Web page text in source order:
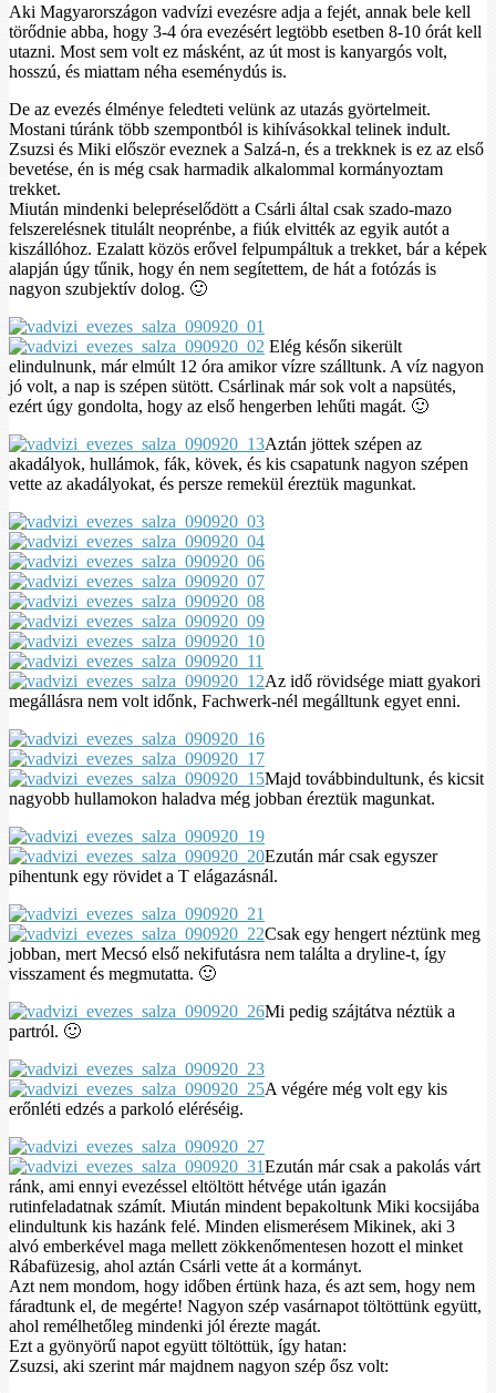
Aki Magyarországon vadvízi evezésre adja a fejét, annak bele kell
törődnie abba, hogy 3-4 óra evezésért legtöbb esetben 8-10 órát kell
utazni. Most sem volt ez másként, az út most is kanyargós volt,
hosszú, és miattam néha eseménydús is.
De az evezés élménye feledteti velünk az utazás györtelmeit.
Mostani túránk több szempontból is kihívásokkal telinek indult.
Zsuzsi és Miki először eveznek a Salzá-n, és a trekknek is ez az első
bevetése, én is még csak harmadik alkalommal kormányoztam
trekket.
Miután mindenki belepréselődött a Csárli által csak szado-mazo
felszerelésnek titulált neoprénbe, a fiúk elvitték az egyik autót a
kiszállóhoz. Ezalatt közös erővel felpumpáltuk a trekket, bár a képek
alapján úgy tűnik, hogy én nem segítettem, de hát a fotózás is
nagyon szubjektív dolog. 🙂
Elég későn sikerült
elindulnunk, már elmúlt 12 óra amikor vízre szálltunk. A víz nagyon
jó volt, a nap is szépen sütött. Csárlinak már sok volt a napsütés,
ezért úgy gondolta, hogy az első hengerben lehűti magát. 🙂
Aztán jöttek szépen az
akadályok, hullámok, fák, kövek, és kis csapatunk nagyon szépen
vette az akadályokat, és persze remekül éreztük magunkat.
Az idő rövidsége miatt gyakori
megállásra nem volt időnk, Fachwerk-nél megálltunk egyet enni.
Majd továbbindultunk, és kicsit
nagyobb hullamokon haladva még jobban éreztük magunkat.
Ezután már csak egyszer
pihentunk egy rövidet a T elágazásnál.
Csak egy hengert néztünk meg
jobban, mert Mecsó első nekifutásra nem találta a dryline-t, így
visszament és megmutatta. 🙂
Mi pedig szájtátva néztük a
partról. 🙂
A végére még volt egy kis
erőnléti edzés a parkoló eléréséig.
Ezután már csak a pakolás várt
ránk, ami ennyi evezéssel eltöltött hétvége után igazán
rutinfeladatnak számít. Miután mindent bepakoltunk Miki kocsijába
elindultunk kis hazánk felé. Minden elismerésem Mikinek, aki 3
alvó emberkével maga mellett zökkenőmentesen hozott el minket
Rábafüzesig, ahol aztán Csárli vette át a kormányt.
Azt nem mondom, hogy időben értünk haza, és azt sem, hogy nem
fáradtunk el, de megérte! Nagyon szép vasárnapot töltöttünk együtt,
ahol remélhetőleg mindenki jól érezte magát.
Ezt a gyönyörű napot együtt töltöttük, így hatan:
Zsuzsi, aki szerint már majdnem nagyon szép ősz volt: